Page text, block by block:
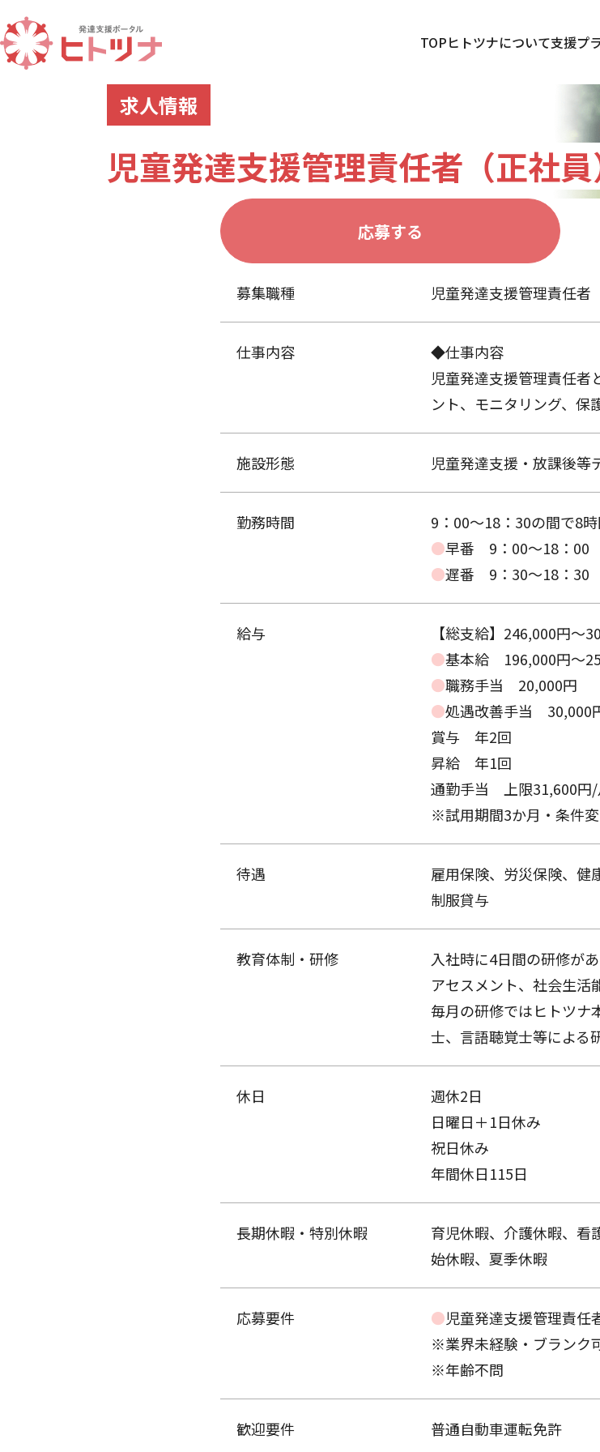
TOPヒトツナについて支援プ
求人情報
児童発達支援管理責任者（正社
応募する
募集職種 児童発達支援管理責任者
仕事内容
◆仕事内容
児童発達支援管理責任者
ント、モニタリング、保
施設形態 児童発達支援・放課後等
勤務時間
9：00～18：30の間で8
●早番 9：00～18：00
●遅番 9：30～18：30
給与
【総支給】246,000円〜
●基本給 196,000円～
●職務手当 20,000円
●処遇改善手当 30,000
賞与 年2回
昇給 年1回
通勤手当 上限31,600円/
※試用期間3か月・条件
待遇
雇用保険、労災保険、健
制服貸与
教育体制・研修
入社時に4日間の研修が
アセスメント、社会生活
毎月の研修ではヒトツナ
士、言語聴覚士等による
休日
週休2日
日曜日＋1日休み
祝日休み
年間休日115日
長期休暇・特別休暇
育児休暇、介護休暇、看
始休暇、夏季休暇
応募要件 ●児童発達支援管理責任
※業界未経験・ブランク
※年齢不問
歓迎要件 普通自動車運転免許